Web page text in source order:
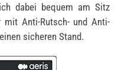
dabei bequem am Sitz
Anti-Rutsch- und Anti-
sicheren Stand.